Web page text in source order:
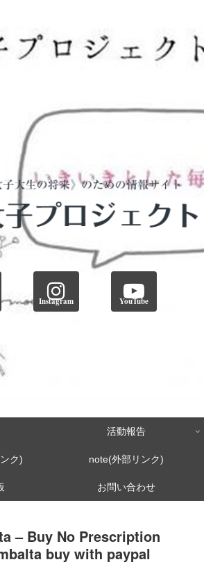
Instagram YouTube
活動報告
ク) note(外部リンク)
お問い合わせ
– Buy No Prescription
buy with paypal